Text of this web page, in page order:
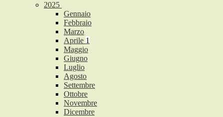
2025
Gennaio
Febbraio
Marzo
Aprile 1
Maggio
Giugno
Luglio
Agosto
Settembre
Ottobre
Novembre
Dicembre